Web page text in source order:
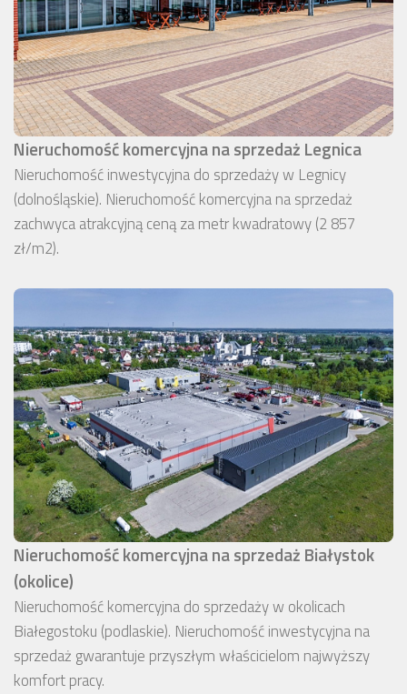
Nieruchomość komercyjna na sprzedaż Legnica
Nieruchomość inwestycyjna do sprzedaży w Legnicy
(dolnośląskie). Nieruchomość komercyjna na sprzedaż
zachwyca atrakcyjną ceną za metr kwadratowy (2 857
zł/m2).
Nieruchomość komercyjna na sprzedaż Białystok
(okolice)
Nieruchomość komercyjna do sprzedaży w okolicach
Białegostoku (podlaskie). Nieruchomość inwestycyjna na
sprzedaż gwarantuje przyszłym właścicielom najwyższy
komfort pracy.